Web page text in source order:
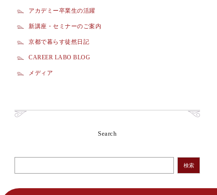
アカデミー卒業生の活躍
新講座・セミナーのご案内
京都で暮らす徒然日記
CAREER LABO BLOG
メディア
Search
検索